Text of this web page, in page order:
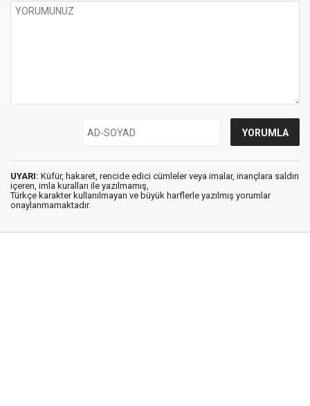
UYARI: Küfür, hakaret, rencide edici cümleler veya imalar, inançlara saldırı
içeren, imla kuralları ile yazılmamış,
Türkçe karakter kullanılmayan ve büyük harflerle yazılmış yorumlar
onaylanmamaktadır.